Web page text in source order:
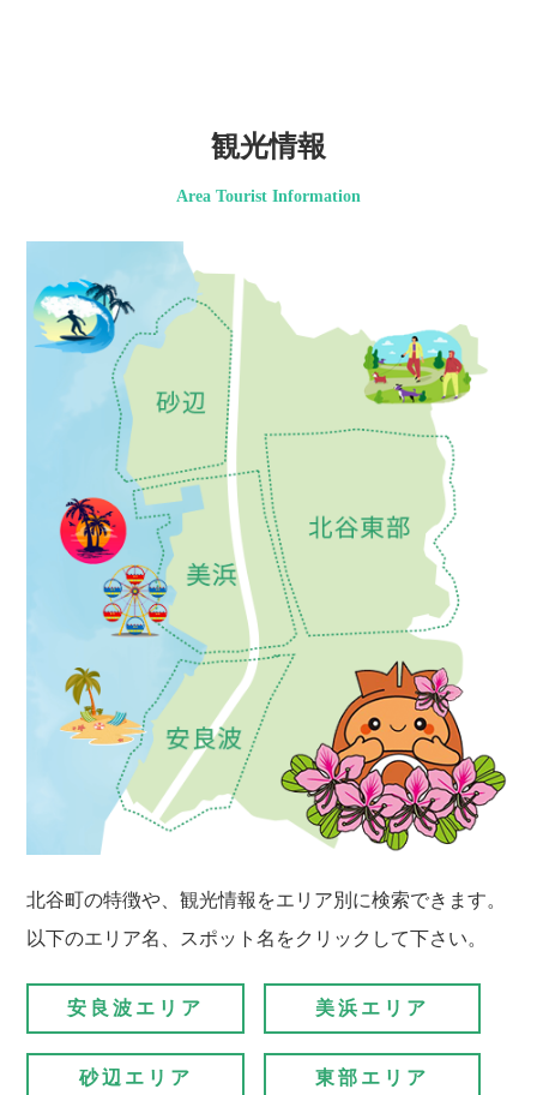
観光情報
Area Tourist Information
北谷町の特徴や、観光情報をエリア別に検索できます。
以下のエリア名、スポット名をクリックして下さい。
安良波エリア 美浜エリア
砂辺エリア 東部エリア